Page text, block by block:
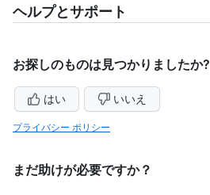
ヘルプとサポート
お探しのものは見つかりましたか?
はい いいえ
プライバシー ポリシー
まだ助けが必要ですか？